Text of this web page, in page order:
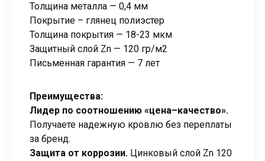
Толщина металла — 0,4 мм
Покрытие – глянец полиэстер
Толщина покрытия — 18-23 мкм
Защитный слой Zn — 120 гр/м2
Письменная гарантия — 7 лет
Преимущества:
Лидер по соотношению «цена–качество».
Получаете надежную кровлю без переплаты
за бренд.
Защита от коррозии. Цинковый слой Zn 120